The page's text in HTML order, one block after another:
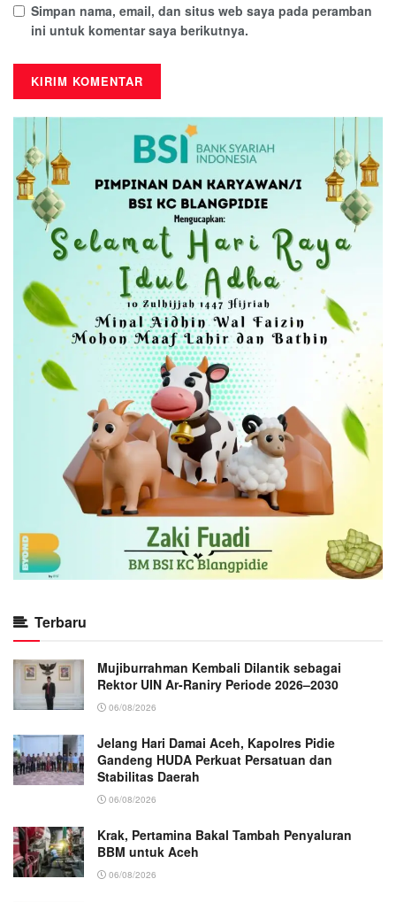
Simpan nama, email, dan situs web saya pada peramban
ini untuk komentar saya berikutnya.
Terbaru
Mujiburrahman Kembali Dilantik sebagai
Rektor UIN Ar-Raniry Periode 2026–2030
06/08/2026
Jelang Hari Damai Aceh, Kapolres Pidie
Gandeng HUDA Perkuat Persatuan dan
Stabilitas Daerah
06/08/2026
Krak, Pertamina Bakal Tambah Penyaluran
BBM untuk Aceh
06/08/2026